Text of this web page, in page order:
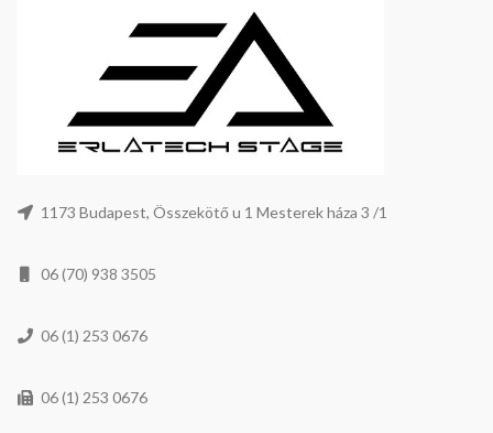
1173 Budapest, Összekötő u 1 Mesterek háza 3 /1
06 (70) 938 3505
06 (1) 253 0676
06 (1) 253 0676